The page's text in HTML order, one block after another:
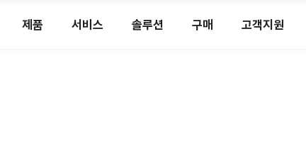
제품 서비스 솔루션 구매 고객지원